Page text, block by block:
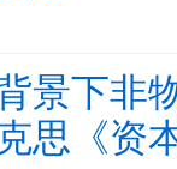
景下
思《资